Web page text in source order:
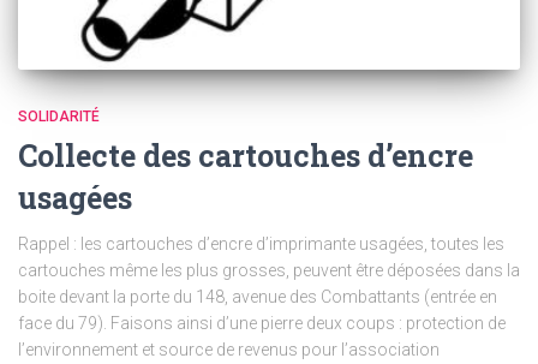
SOLIDARITÉ
Collecte des cartouches d’encre
usagées
Rappel : les cartouches d’encre d’imprimante usagées, toutes les
cartouches même les plus grosses, peuvent être déposées dans la
boite devant la porte du 148, avenue des Combattants (entrée en
face du 79). Faisons ainsi d’une pierre deux coups : protection de
l’environnement et source de revenus pour l’association